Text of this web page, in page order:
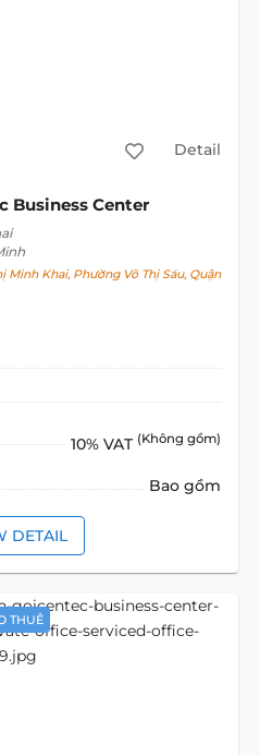
Detail
Business Center
Khai, Phường Võ Thị Sáu, Quận
10% VAT (Không gồm)
Bao gồm
DETAIL
THUÊ